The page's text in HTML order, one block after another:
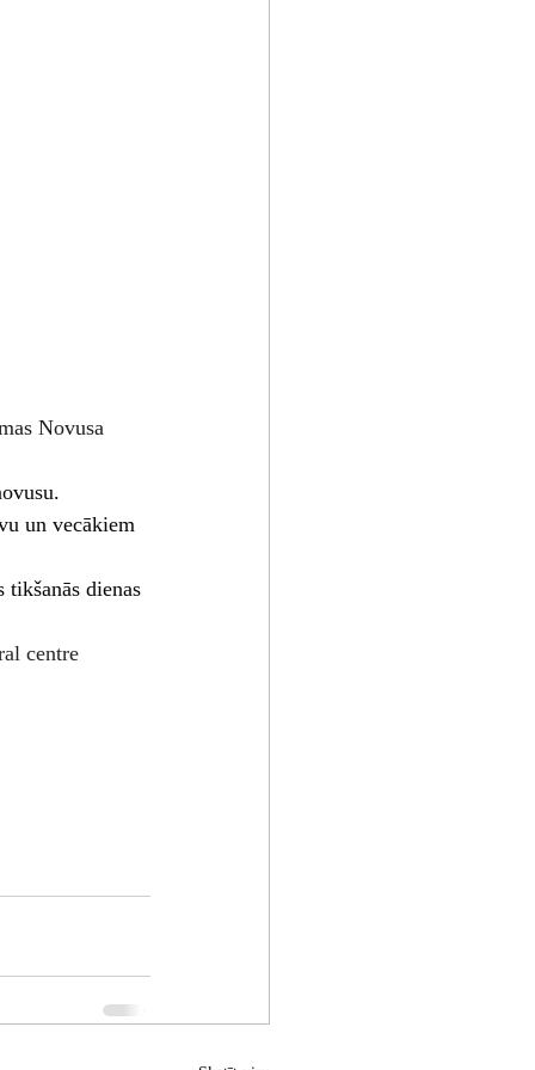
Novusa
un vecākiem
dienas
centre